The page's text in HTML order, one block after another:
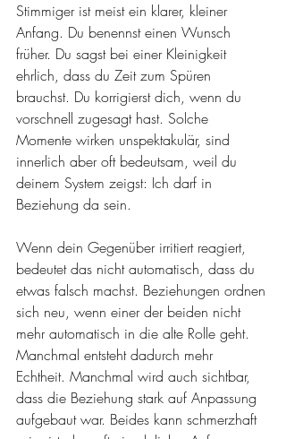
Stimmiger ist meist ein klarer, kleiner
Anfang. Du benennst einen Wunsch
früher. Du sagst bei einer Kleinigkeit
ehrlich, dass du Zeit zum Spüren
brauchst. Du korrigierst dich, wenn du
vorschnell zugesagt hast. Solche
Momente wirken unspektakulär, sind
innerlich aber oft bedeutsam, weil du
deinem System zeigst: Ich darf in
Beziehung da sein.
Wenn dein Gegenüber irritiert reagiert,
bedeutet das nicht automatisch, dass du
etwas falsch machst. Beziehungen ordnen
sich neu, wenn einer der beiden nicht
mehr automatisch in die alte Rolle geht.
Manchmal entsteht dadurch mehr
Echtheit. Manchmal wird auch sichtbar,
dass die Beziehung stark auf Anpassung
aufgebaut war. Beides kann schmerzhaft